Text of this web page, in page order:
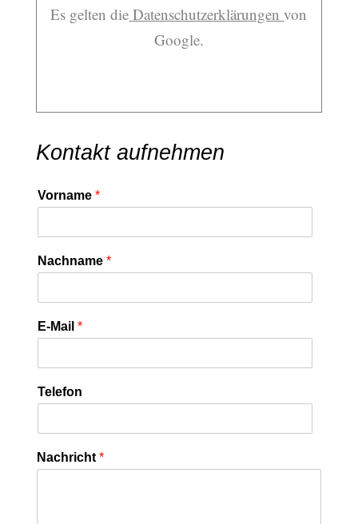
Es gelten die Datenschutzerklärungenvon
Google.
Kontakt aufnehmen
Vorname *
Nachname *
E-Mail *
Telefon
Nachricht *